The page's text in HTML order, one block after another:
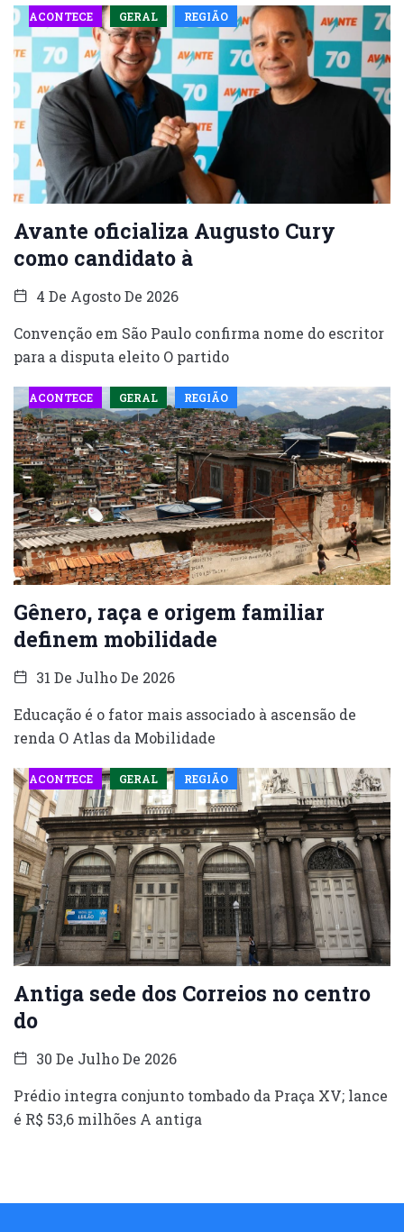
ACONTECE GERAL REGIÃO
Avante oficializa Augusto Cury
como candidato à
4 De Agosto De 2026
Convenção em São Paulo confirma nome do escritor
para a disputa eleito O partido
ACONTECE GERAL REGIÃO
Gênero, raça e origem familiar
definem mobilidade
31 De Julho De 2026
Educação é o fator mais associado à ascensão de
renda O Atlas da Mobilidade
ACONTECE GERAL REGIÃO
Antiga sede dos Correios no centro
do
30 De Julho De 2026
Prédio integra conjunto tombado da Praça XV; lance
é R$ 53,6 milhões A antiga